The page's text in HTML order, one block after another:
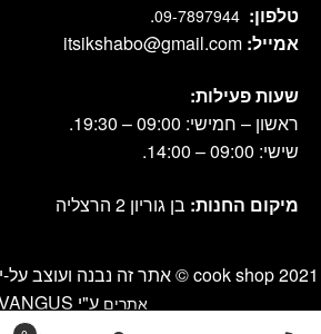
טלפון: 09-7897944
.
אמייל: itsikshabo@gmail.com
שעות פעילות:
ראשון – חמישי: 09:00 – 19:30.
שישי: 09:00 – 14:00.
מיקום החנות: בן גוריון 2 הרצליה
cook shop 2021 © אתר זה נבנה ועוצב על-ידי
אתרים ע"י VANGUS